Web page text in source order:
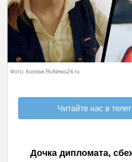
Фото: Коллаж RuNews24.ru
Читайте нас в
Дочка дипломата,